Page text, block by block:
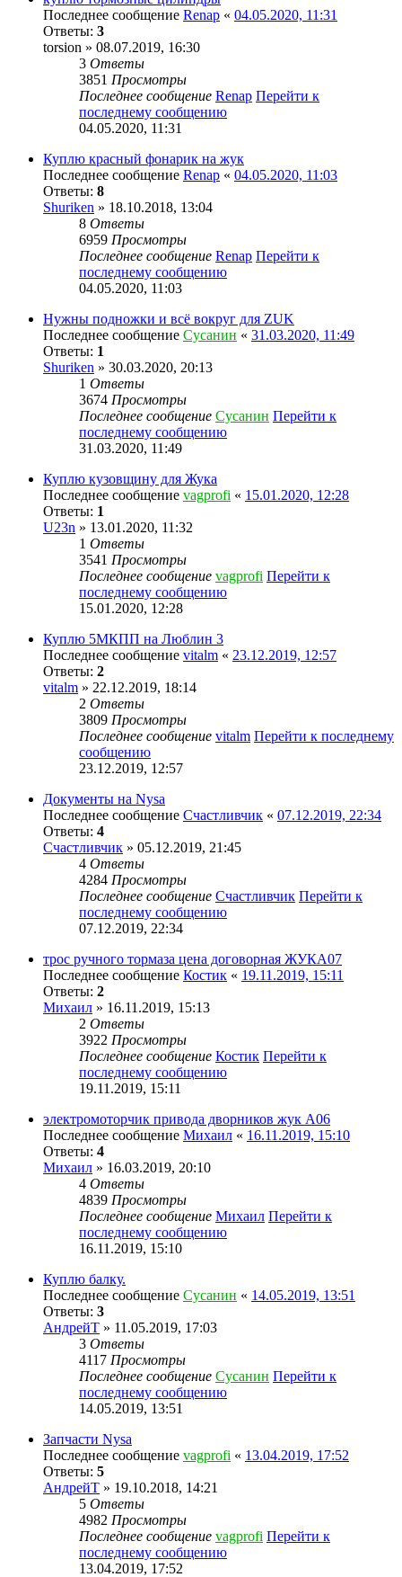
Последнее сообщение Renap « 04.05.2020, 11:31
Ответы: 3
torsion » 08.07.2019, 16:30
3 Ответы
3851 Просмотры
Последнее сообщение Renap Перейти к
последнему сообщению
04.05.2020, 11:31
Куплю красный фонарик на жук
Последнее сообщение Renap « 04.05.2020, 11:03
Ответы: 8
Shuriken » 18.10.2018, 13:04
8 Ответы
6959 Просмотры
Последнее сообщение Renap Перейти к
последнему сообщению
04.05.2020, 11:03
Нужны подножки и всё вокруг для ZUK
Последнее сообщение Сусанин « 31.03.2020, 11:49
Ответы: 1
Shuriken » 30.03.2020, 20:13
1 Ответы
3674 Просмотры
Последнее сообщение Сусанин Перейти к
последнему сообщению
31.03.2020, 11:49
Куплю кузовщину для Жука
Последнее сообщение vagprofi « 15.01.2020, 12:28
Ответы: 1
U23n » 13.01.2020, 11:32
1 Ответы
3541 Просмотры
Последнее сообщение vagprofi Перейти к
последнему сообщению
15.01.2020, 12:28
Куплю 5МКПП на Люблин 3
Последнее сообщение vitalm « 23.12.2019, 12:57
Ответы: 2
vitalm » 22.12.2019, 18:14
2 Ответы
3809 Просмотры
Последнее сообщение vitalm Перейти к последнему
сообщению
23.12.2019, 12:57
Документы на Nysa
Последнее сообщение Счастливчик « 07.12.2019, 22:34
Ответы: 4
Счастливчик » 05.12.2019, 21:45
4 Ответы
4284 Просмотры
Последнее сообщение Счастливчик Перейти к
последнему сообщению
07.12.2019, 22:34
трос ручного тормаза цена договорная ЖУКА07
Последнее сообщение Костик « 19.11.2019, 15:11
Ответы: 2
Михаил » 16.11.2019, 15:13
2 Ответы
3922 Просмотры
Последнее сообщение Костик Перейти к
последнему сообщению
19.11.2019, 15:11
электромоторчик привода дворников жук А06
Последнее сообщение Михаил « 16.11.2019, 15:10
Ответы: 4
Михаил » 16.03.2019, 20:10
4 Ответы
4839 Просмотры
Последнее сообщение Михаил Перейти к
последнему сообщению
16.11.2019, 15:10
Куплю балку.
Последнее сообщение Сусанин « 14.05.2019, 13:51
Ответы: 3
АндрейТ » 11.05.2019, 17:03
3 Ответы
4117 Просмотры
Последнее сообщение Сусанин Перейти к
последнему сообщению
14.05.2019, 13:51
Запчасти Nysa
Последнее сообщение vagprofi « 13.04.2019, 17:52
Ответы: 5
АндрейТ » 19.10.2018, 14:21
5 Ответы
4982 Просмотры
Последнее сообщение vagprofi Перейти к
последнему сообщению
13.04.2019, 17:52